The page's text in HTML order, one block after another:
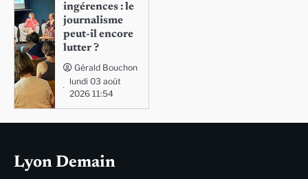
ingérences : le
journalisme
peut-il encore
lutter ?
Gérald Bouchon
lundi 03 août
2026 11:54
Lyon Demain